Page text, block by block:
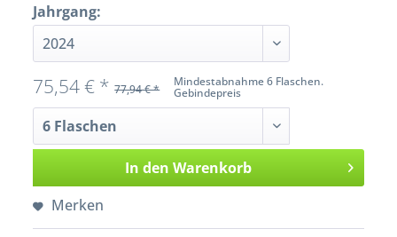
Jahrgang:
Mindestabnahme 6 Flaschen.
Gebindepreis
75,54 € * 77,94 € *
In den Warenkorb
Merken